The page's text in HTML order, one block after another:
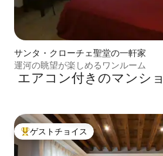
サンタ・クローチェ聖堂の一軒家
運河の眺望が楽しめるワンルーム
エアコン付きのマンシ
大好評のゲストチョイスです。
ゲストチョイス